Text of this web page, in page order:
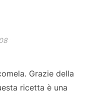
Grazie della
ricetta è una